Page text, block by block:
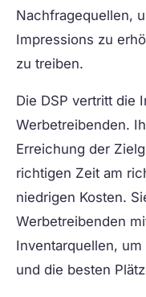
Nachfragequellen,
Impressions zu
zu treiben.
Die DSP vertritt die
Werbetreibenden.
Erreichung der
richtigen Zeit am
niedrigen Kosten.
Werbetreibenden
Inventarquellen,
und die besten